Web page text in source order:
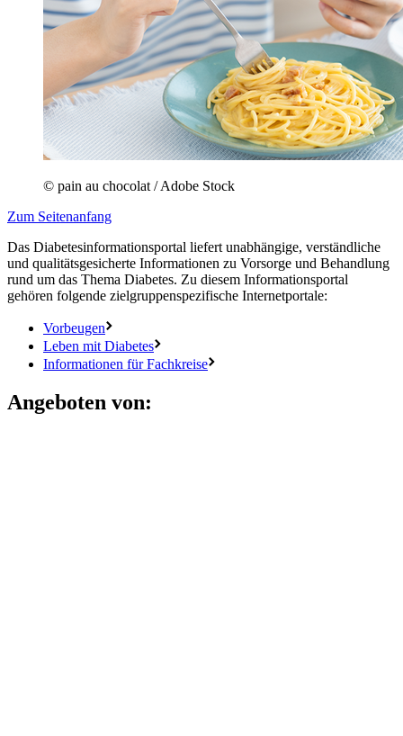
© pain au chocolat / Adobe Stock
Zum Seitenanfang
Das Diabetesinformationsportal liefert unabhängige, verständliche
und qualitätsgesicherte Informationen zu Vorsorge und Behandlung
rund um das Thema Diabetes. Zu diesem Informationsportal
gehören folgende zielgruppenspezifische Internetportale:
Vorbeugen
Leben mit Diabetes
Informationen für Fachkreise
Angeboten von: